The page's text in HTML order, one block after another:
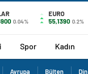
0.04%
EURO
55,1390 0.2%
Spor Kadın
Avrupa Bülten Din